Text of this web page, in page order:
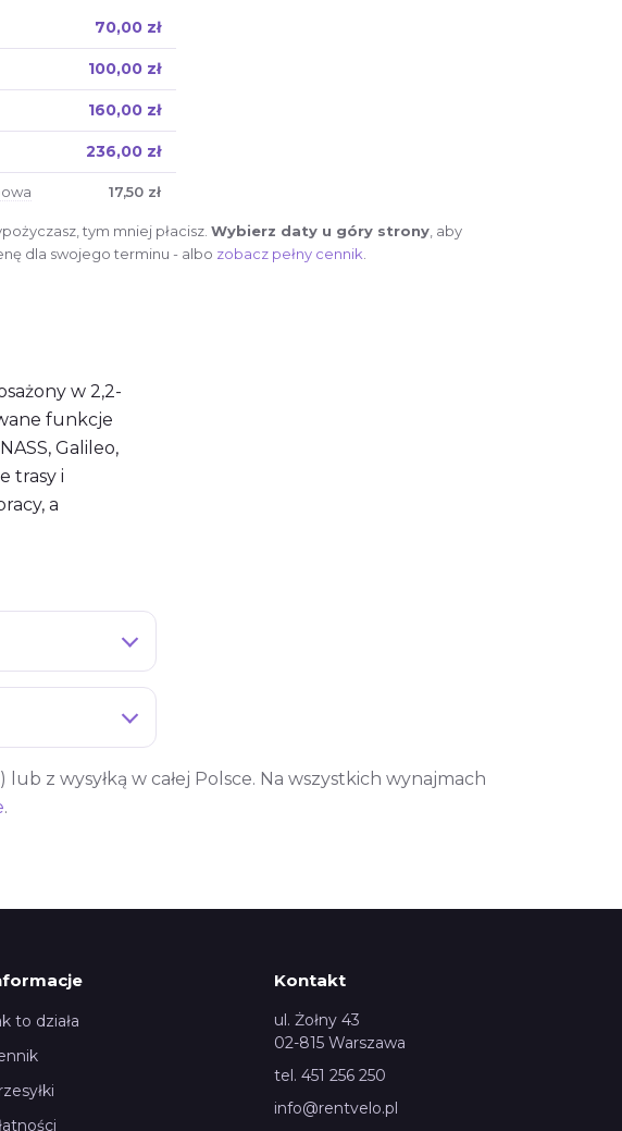
70,00 zł
100,00 zł
160,00 zł
236,00 zł
17,50 zł
tym mniej płacisz. Wybierz daty u góry strony , aby
dla swojego terminu - albo zobacz pełny cennik
w 2,2-
funkcje
Galileo,
trasy i
a
z wysyłką w całej Polsce. Na wszystkich wynajmach
.
to działa
Kontakt
ul. Żołny 43
02-815 Warszawa
tel. 451 256 250
info@rentvelo.pl